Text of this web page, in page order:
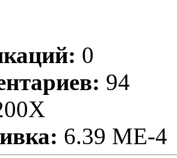
0
94
6.39 ME-4